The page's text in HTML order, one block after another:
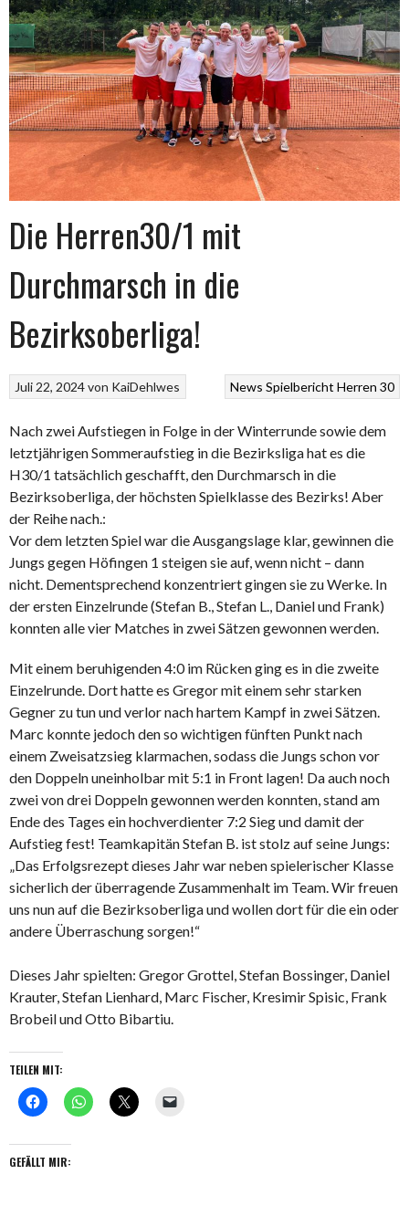
Die Herren30/1 mit
Durchmarsch in die
Bezirksoberliga!
News Spielbericht Herren 30
Juli 22, 2024von KaiDehlwes
Nach zwei Aufstiegen in Folge in der Winterrunde sowie dem
letztjährigen Sommeraufstieg in die Bezirksliga hat es die
H30/1 tatsächlich geschafft, den Durchmarsch in die
Bezirksoberliga, der höchsten Spielklasse des Bezirks! Aber
der Reihe nach.:
Vor dem letzten Spiel war die Ausgangslage klar, gewinnen die
Jungs gegen Höfingen 1 steigen sie auf, wenn nicht – dann
nicht. Dementsprechend konzentriert gingen sie zu Werke. In
der ersten Einzelrunde (Stefan B., Stefan L., Daniel und Frank)
konnten alle vier Matches in zwei Sätzen gewonnen werden.
Mit einem beruhigenden 4:0 im Rücken ging es in die zweite
Einzelrunde. Dort hatte es Gregor mit einem sehr starken
Gegner zu tun und verlor nach hartem Kampf in zwei Sätzen.
Marc konnte jedoch den so wichtigen fünften Punkt nach
einem Zweisatzsieg klarmachen, sodass die Jungs schon vor
den Doppeln uneinholbar mit 5:1 in Front lagen! Da auch noch
zwei von drei Doppeln gewonnen werden konnten, stand am
Ende des Tages ein hochverdienter 7:2 Sieg und damit der
Aufstieg fest! Teamkapitän Stefan B. ist stolz auf seine Jungs:
„Das Erfolgsrezept dieses Jahr war neben spielerischer Klasse
sicherlich der überragende Zusammenhalt im Team. Wir freuen
uns nun auf die Bezirksoberliga und wollen dort für die ein oder
andere Überraschung sorgen!“
Dieses Jahr spielten: Gregor Grottel, Stefan Bossinger, Daniel
Krauter, Stefan Lienhard, Marc Fischer, Kresimir Spisic, Frank
Brobeil und Otto Bibartiu.
TEILEN MIT:
GEFÄLLT MIR: